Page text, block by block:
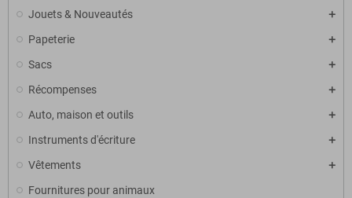
Jouets & Nouveautés
Papeterie
Sacs
Récompenses
Auto, maison et outils
Instruments d'écriture
Vêtements
Fournitures pour animaux